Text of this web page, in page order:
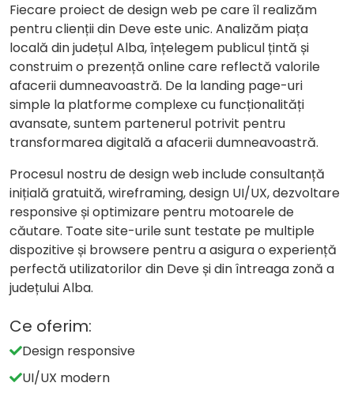
Fiecare proiect de design web pe care îl realizăm
pentru clienții din Deve este unic. Analizăm piața
locală din județul Alba, înțelegem publicul țintă și
construim o prezență online care reflectă valorile
afacerii dumneavoastră. De la landing page-uri
simple la platforme complexe cu funcționalități
avansate, suntem partenerul potrivit pentru
transformarea digitală a afacerii dumneavoastră.
Procesul nostru de design web include consultanță
inițială gratuită, wireframing, design UI/UX, dezvoltare
responsive și optimizare pentru motoarele de
căutare. Toate site-urile sunt testate pe multiple
dispozitive și browsere pentru a asigura o experiență
perfectă utilizatorilor din Deve și din întreaga zonă a
județului Alba.
Ce oferim:
Design responsive
UI/UX modern